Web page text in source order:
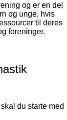
og er en del
og unge, hvis
til deres
foreninger.
du starte med